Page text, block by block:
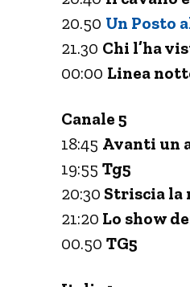
20.50 Un Posto
21.30 Chi l’ha
00:00 Linea
Canale 5
18:45 Avanti un
19:55 Tg5
20:30 Striscia la
21:20 Lo show
00.50 TG5